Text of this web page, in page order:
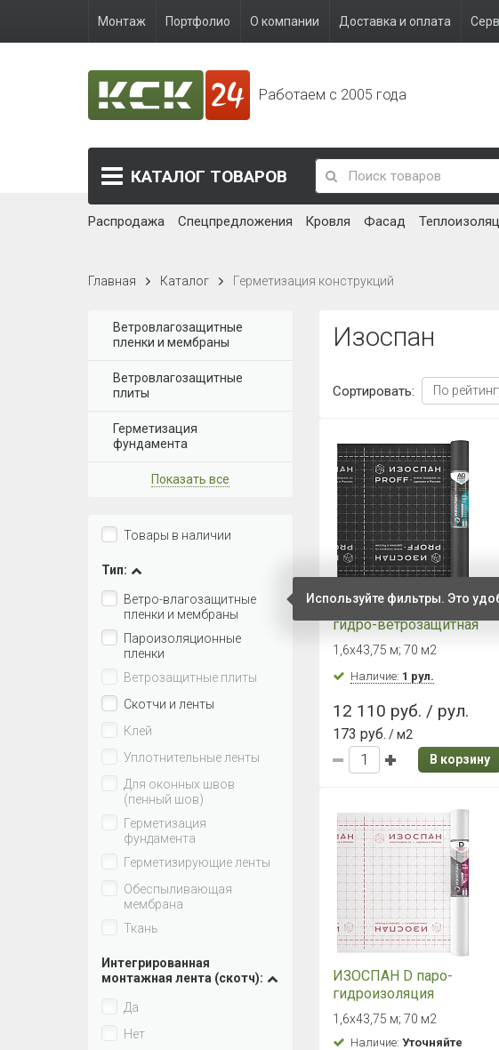
Монтаж Портфолио О компании Доставка и оплата
Работаем с 2005 года
КАТАЛОГ ТОВАРОВ
Распродажа Спецпредложения Кровля Фасад
Главная Каталог Герметизация конструкций
Изоспан
Сортировать:
ИЗОСПАН AQ PROFF
гидро-ветрозащитная
паропроницаемая
усиленная мембрана
(70м2)
1,6х43,75 м; 70 м2
Наличие: 1 рул.
12 110 руб. / рул.
173 руб. / м2
В корзину
ИЗОСПАН D паро-
гидроизоляция
повышенной прочности
1,6х43,75 м; 70 м2
Наличие: Уточняйте
Ветровлагозащитные
пленки и мембраны
Ветровлагозащитные
плиты
Герметизация
фундамента
Показать все
Используйте фильтры. Это
Товары в наличии
Тип:
Ветро-влагозащитные
пленки и мембраны
Пароизоляционные
пленки
Ветрозащитные плиты
Скотчи и ленты
Клей
Уплотнительные ленты
Для оконных швов
(пенный шов)
Герметизация
фундамента
Герметизирующие ленты
Обеспыливающая
мембрана
Ткань
Интегрированная
монтажная лента (скотч):
Да
Нет